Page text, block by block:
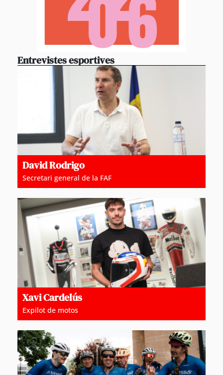
Entrevistes esportives
David Rodrigo
Secretari general de la FAF
Xavi Cardelús
Expilot de motos